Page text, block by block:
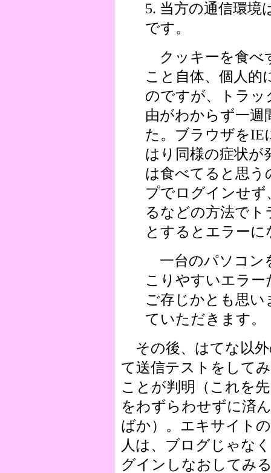
5. 当方の通信環境
です。
クッキーを食べ
こと自体、個人的
のですが、トラ
由がわからず一週
た。ブラウザをIE
はり同様の症状が
は食べてると思
プでログインせ
るなどの方法で
とするとエラー
一台のパソコン
こりやすいエラ
ご存じかとも思
ていただきます。
その後、はてな以
て送信テストをして
ことが判明（これを
をわずらわせずに済
ばか）。エキサイト
人は、ブログじゃな
グインしなおしてみ